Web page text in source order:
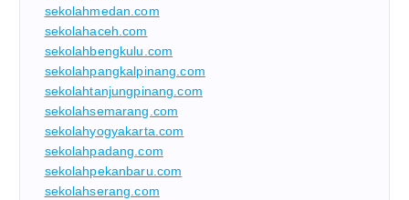
sekolahmedan.com
sekolahaceh.com
sekolahbengkulu.com
sekolahpangkalpinang.com
sekolahtanjungpinang.com
sekolahsemarang.com
sekolahyogyakarta.com
sekolahpadang.com
sekolahpekanbaru.com
sekolahserang.com